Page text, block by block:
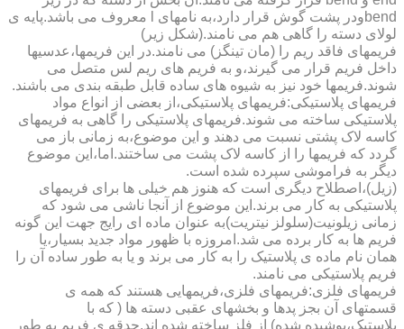
bendودر پشت گوش قرار دارد،به نامهای l معروف می باشد.پایه ی
لولای دسته را گاهی هم می نامند.(شکل زیر)
فریمهای فاقد ریم را (مان تینگز) می نامند.در این فریمها،عدسیها
داخل فریم قرار می گیرند،و به فریم های ریم لس متصل می
شوند.فریمها خود نیز به شیوه های ساده قابل طبقه بندی می باشند.
فریمهای پلاستیکی:فریمهای پلاستیکی،از بعضی از انواع مواد
پلاستیکی ساخته می شوند.فریمهای پلاستیکی را گاهی به فریمهای
کاسه لاک پشتی نسبت می دهند و این موضوع،به زمانی باز می
گردد که فریمها را از کاسه لاک پشت می ساختند.اما،این موضوع
دیگر به فراموشی سپرده شده است.
(زیل)،اصطلاح دیگری است که هنوز هم خیلی ها برای فریمهای
پلاستیکی به کار می برند.این موضوع از آنجا ناشی می شود که
زمانی زیلونیت(سلولز نیتریت)به عنوان ماده ای رایج جهت این گونه
فریم ها به کار برده می شد.امروزه با ظهور مواد جدید بسیار،یا
همان نام ماده ی پلاستیک را به کار می برند و یا به طور ساده آن را
فریم پلاستیکی می نامند.
فریمهای فلزی:فریمهای فلزی،فریمهایی هستند که همه ی
قسمتهای آن بجز پدها و بخشهای عقبی دسته ها ( که با
پلاستیک،پوشیده شده) از فلز ساخته شده اند.حدقه ی فریم به طور